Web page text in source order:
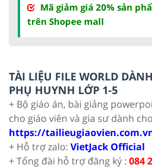
Mã giảm giá 20% sản
trên Shopee mall
TÀI LIỆU FILE WORLD
PHỤ HUYNH LỚP 1-5
+ Bộ giáo án, bài giảng
cho giáo viên và gia sư dành
https://
+ Hỗ trợ zalo: VietJack Official
+ Tổng đài hỗ trợ đăng ký : 084